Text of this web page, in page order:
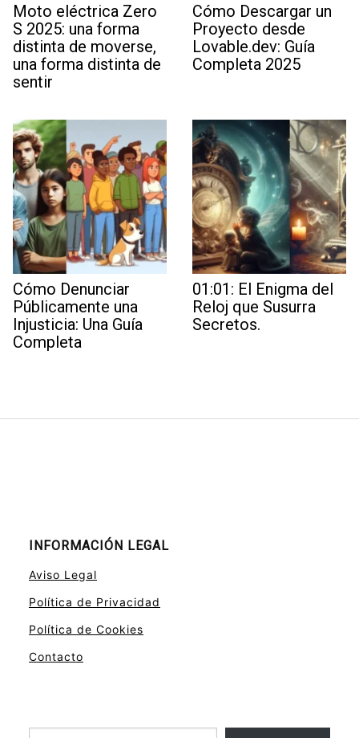
Moto eléctrica Zero
S 2025: una forma
distinta de moverse,
una forma distinta de
sentir
Cómo Descargar un
Proyecto desde
Lovable.dev: Guía
Completa 2025
Cómo Denunciar
Públicamente una
Injusticia: Una Guía
Completa
01:01: El Enigma del
Reloj que Susurra
Secretos.
INFORMACIÓN LEGAL
Aviso Legal
Política de Privacidad
Política de Cookies
Contacto
Escribe tu correo electrónico…